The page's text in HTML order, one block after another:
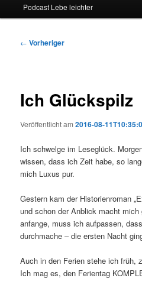
Podcast Lebe leichter
Beitragsnavigation
← Vorheriger
Ich Glückspilz
Veröffentlicht am2016-08-
Ich schwelge im Leseglück.
wissen, dass ich Zeit habe, so
mich Luxus pur.
Gestern kam der Historienroman
und schon der Anblick macht
anfange, muss ich aufpassen,
durchmache – die ersten Nacht
Auch in den Ferien stehe ich früh,
Ich mag es, den Ferientag